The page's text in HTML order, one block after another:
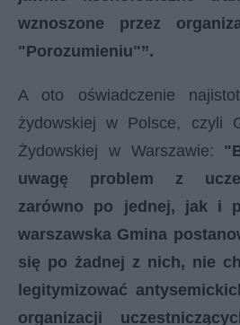
wznoszone przez
"Porozumieniu"”.
A oto oświadczenie
żydowskiej w Polsce, czyli
Żydowskiej w Warszawie:
uwagę problem z
zarówno po jednej, jak i
warszawska Gmina
się po żadnej z nich, nie
legitymizować
organizacji